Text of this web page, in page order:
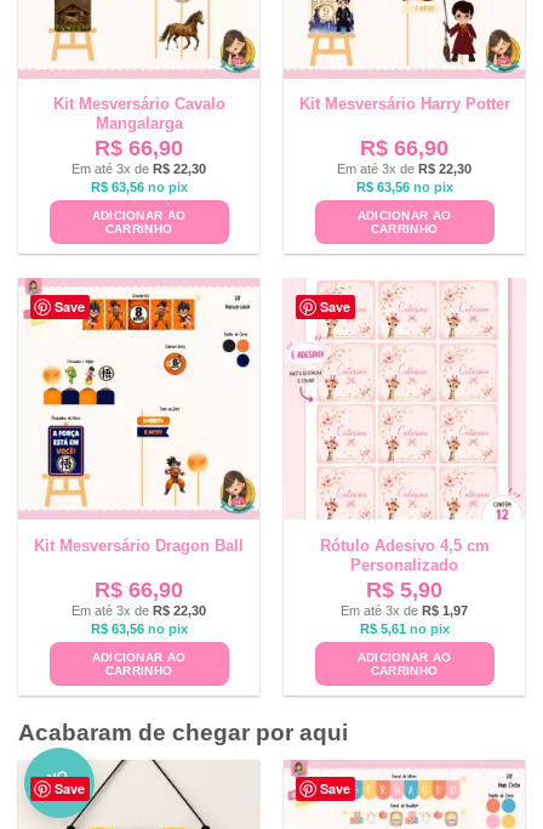
Kit Mesversário Cavalo
Mangalarga
R$ 66,90
Em até 3x de R$ 22,30
R$63,56 no pix
ADICIONAR AO
CARRINHO
Kit Mesversário Harry Potter
R$ 66,90
Em até 3x de R$ 22,30
R$63,56 no pix
ADICIONAR AO
CARRINHO
Save
Kit Mesversário Dragon Ball
R$ 66,90
Em até 3x de R$ 22,30
R$63,56 no pix
ADICIONAR AO
CARRINHO
Save
Rótulo Adesivo 4,5 cm
Personalizado
R$ 5,90
Em até 3x de R$ 1,97
R$5,61 no pix
ADICIONAR AO
CARRINHO
Acabaram de chegar por aqui
Save
NO
VO Save